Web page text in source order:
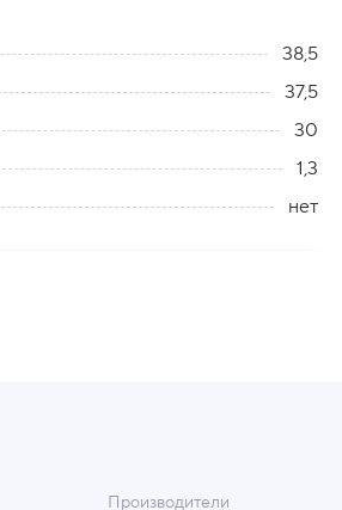
38,5
37,5
30
1,3
нет
Производители